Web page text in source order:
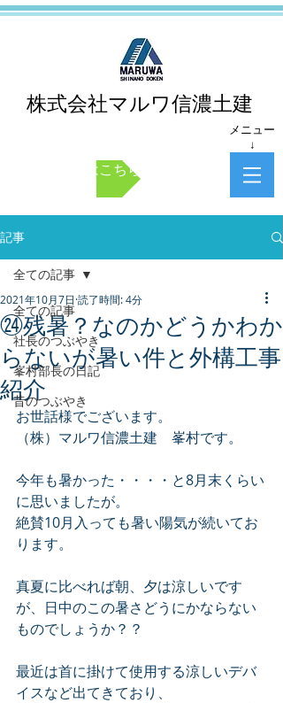
株式会社マルワ信濃土建
お問い合わせはこちら
メニュー
↓
記事
全ての記事
社長のつぶやき
峯村部長の日記
昔のつぶやき
全ての記事
㉔残暑？なのかどうかわか
らないが暑い件と外構工事
紹介
2021年10月7日 読了時間: 4分
お世話様でございます。
（株）マルワ信濃土建　峯村です。
今年も暑かった・・・・と8月末くらい
に思いましたが。
絶賛10月入っても暑い陽気が続いてお
ります。
真夏に比べれば朝、夕は涼しいです
が、日中のこの暑さどうにかならない
ものでしょうか？？
最近は首に掛けて使用する涼しいデバ
イスなど出てきており、